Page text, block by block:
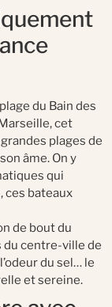
du Bain des
cet
plages de
âme. On y
qui
ces bateaux
de bout du
du centre-ville de
du sel… le
et sereine.